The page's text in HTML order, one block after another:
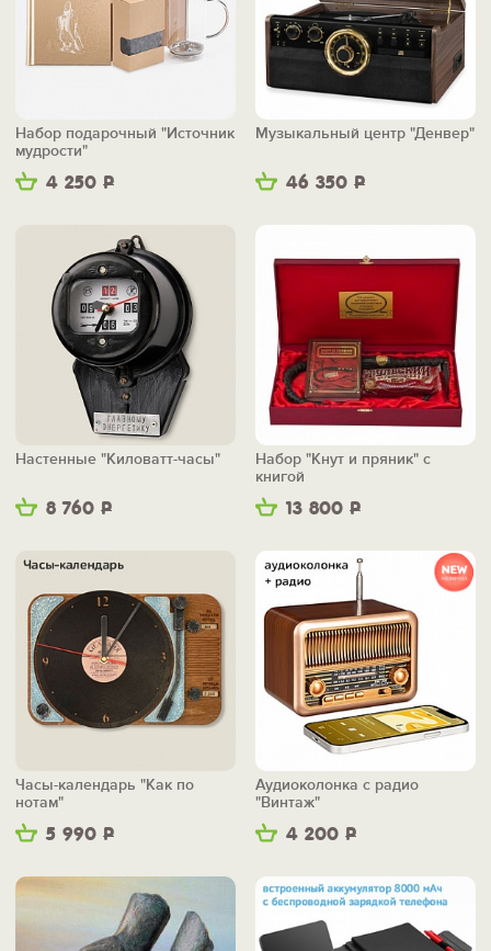
4 250 Р
Набор подарочный "Источник
мудрости"
46 350 Р
Музыкальный центр "Денвер"
8 760 Р
Настенные "Киловатт-часы"
13 800 Р
Набор "Кнут и пряник" с
книгой
5 990 Р
Часы-календарь "Как по
нотам"
4 200 Р
Аудиоколонка с радио
"Винтаж"